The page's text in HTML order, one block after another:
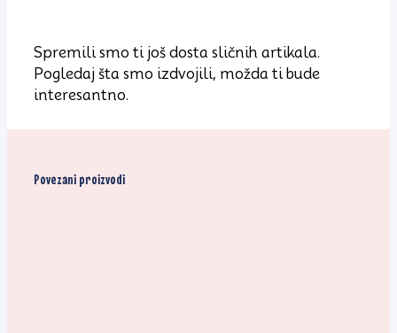
Spremili smo ti još dosta sličnih artikala.
Pogledaj šta smo izdvojili, možda ti bude
interesantno.
Povezani proizvodi